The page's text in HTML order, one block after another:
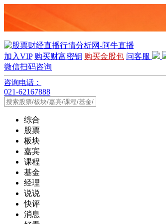
加入VIP 购买财富密钥 购买金股包 问客服
微信扫码咨询
咨询电话：
021-62167888
综合
股票
板块
嘉宾
课程
基金
经理
说说
快评
消息